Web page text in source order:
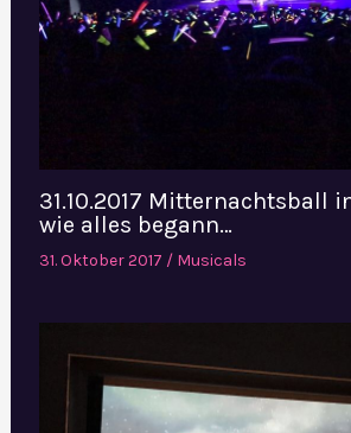
31.10.2017 Mitternachtsball
wie alles begann…
31. Oktober 2017 / Musicals